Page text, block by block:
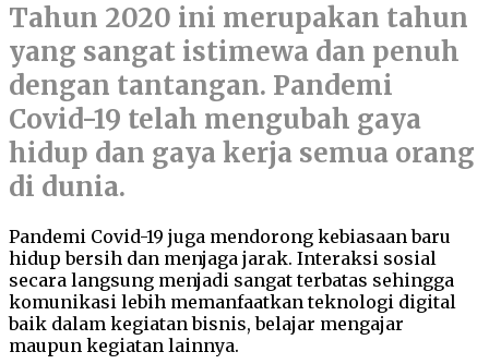
Tahun 2020 ini merupakan tahun
yang sangat istimewa dan penuh
dengan tantangan. Pandemi
Covid-19 telah mengubah gaya
hidup dan gaya kerja semua orang
di dunia.
Pandemi Covid-19 juga mendorong kebiasaan baru
hidup bersih dan menjaga jarak. Interaksi sosial
secara langsung menjadi sangat terbatas sehingga
komunikasi lebih memanfaatkan teknologi digital
baik dalam kegiatan bisnis, belajar mengajar
maupun kegiatan lainnya.